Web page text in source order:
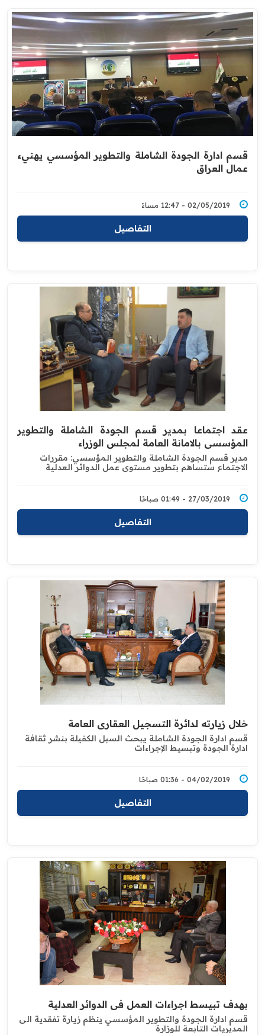
قسم ادارة الجودة الشاملة والتطوير المؤسسي يهنيء
عمال العراق
02/05/2019 - 12:47 مساءً
التفاصيل
عقد اجتماعا بمدير قسم الجودة الشاملة والتطوير
المؤسسي بالامانة العامة لمجلس الوزراء
مدير قسم الجودة الشاملة والتطوير المؤسسي: مقررات
الاجتماع ستساهم بتطوير مستوى عمل الدوائر العدلية
27/03/2019 - 01:49 صباحًا
التفاصيل
خلال زيارته لدائرة التسجيل العقاري العامة
قسم ادارة الجودة الشاملة يبحث السبل الكفيلة بنشر ثقافة
ادارة الجودة وتبسيط الإجراءات
04/02/2019 - 01:36 صباحًا
التفاصيل
بهدف تبيسط اجراءات العمل في الدوائر العدلية ‏
قسم ادارة الجودة والتطوير المؤسسي ينظم زيارة تفقدية الى
المديريات ‏التابعة للوزارة